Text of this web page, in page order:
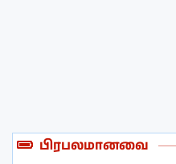
பிரபலமானவை